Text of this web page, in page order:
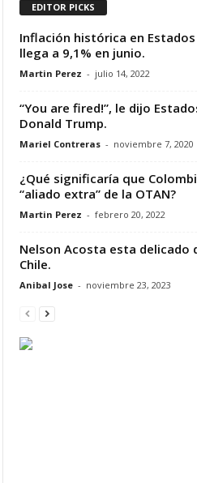
EDITOR PICKS
Inflación histórica en
llega a 9,1% en junio.
Martin Perez - julio 14, 2022
“You are fired!”, le dijo
Donald Trump.
Mariel Contreras - noviembre 7, 2020
¿Qué significaría que
“aliado extra” de la OTAN?
Martin Perez - febrero 20, 2022
Nelson Acosta esta delicado
Chile.
Anibal Jose - noviembre 23, 2023